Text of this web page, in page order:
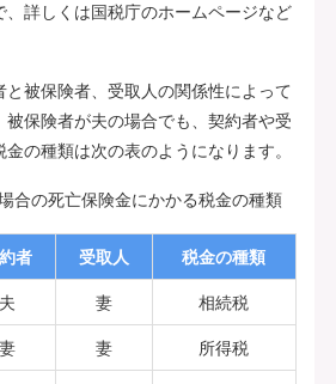
、詳しくは国税庁のホームページなど
被保険者、受取人の関係性によって
保険者が夫の場合でも、契約者や受
の種類は次の表のようになります。
合の死亡保険金にかかる税金の種類
者 受取人 税金の種類
夫 妻 相続税
妻 妻 所得税